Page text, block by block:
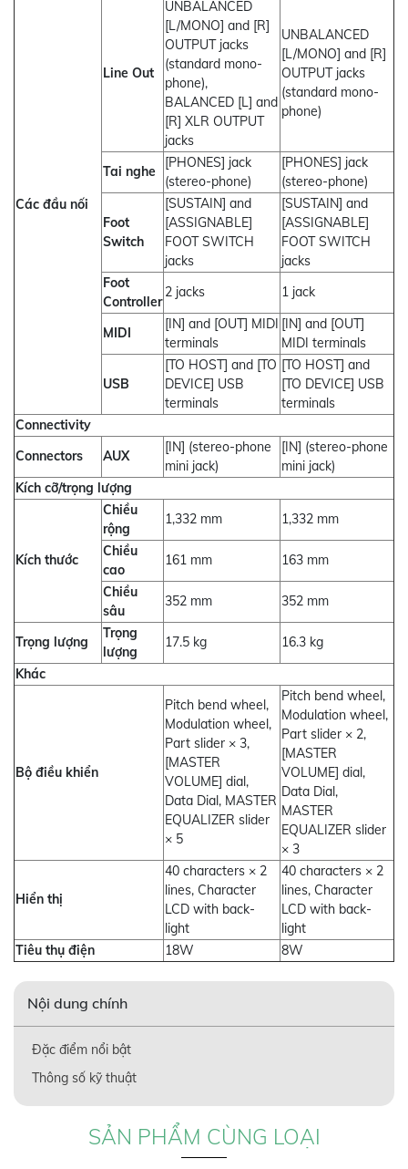
Các đầu nối
Line Out
UNBALANCED
[L/MONO] and [R]
OUTPUT jacks
(standard mono-
phone),
BALANCED [L] and
[R] XLR OUTPUT
jacks
UNBALANCED
[L/MONO] and [R]
OUTPUT jacks
(standard mono-
phone)
Tai nghe
[PHONES] jack
(stereo-phone)
[PHONES] jack
(stereo-phone)
Foot
Switch
[SUSTAIN] and
[ASSIGNABLE]
FOOT SWITCH
jacks
[SUSTAIN] and
[ASSIGNABLE]
FOOT SWITCH
jacks
Foot
Controller
2 jacks 1 jack
MIDI
[IN] and [OUT] MIDI
terminals
[IN] and [OUT]
MIDI terminals
USB
[TO HOST] and [TO
DEVICE] USB
terminals
[TO HOST] and
[TO DEVICE] USB
terminals
Connectivity
Connectors
AUX
[IN] (stereo-phone
mini jack)
[IN] (stereo-phone
mini jack)
Kích cỡ/trọng lượng
Kích thước
Chiều
rộng
1,332 mm
1,332 mm
Chiều
cao
161 mm
163 mm
Chiều
sâu
352 mm 352 mm
Trọng lượng
Trọng
lượng
17.5 kg
16.3 kg
Khác
Bộ điều khiển
Pitch bend wheel,
Modulation wheel,
Part slider × 3,
[MASTER
VOLUME] dial,
Data Dial, MASTER
EQUALIZER slider
× 5
Pitch bend wheel,
Modulation wheel,
Part slider × 2,
[MASTER
VOLUME] dial,
Data Dial,
MASTER
EQUALIZER slider
× 3
Hiển thị
40 characters × 2
lines, Character
LCD with back-
light
40 characters × 2
lines, Character
LCD with back-
light
Tiêu thụ điện
18W 8W
Nội dung chính
Đặc điểm nổi bật
Thông số kỹ thuật
SẢN PHẨM CÙNG LOẠI